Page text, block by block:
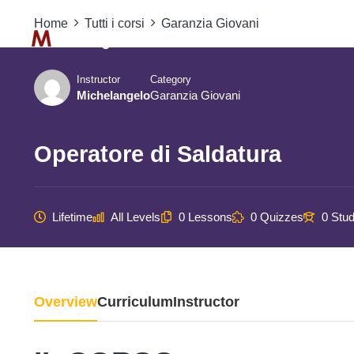
Home Tutti i corsi Garanzia Giovani
Instructor
Michelangelo
Category
Garanzia Giovani
Operatore di Saldatura
Lifetime All Levels 0 Lessons 0 Quizzes 0
OverviewCurriculumInstructor